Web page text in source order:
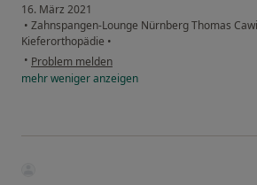
16. März 2021
• Zahnspangen-Lounge Nürnberg Thomas
Kieferorthopädie •
• Problem melden
mehrwenigeranzeigen